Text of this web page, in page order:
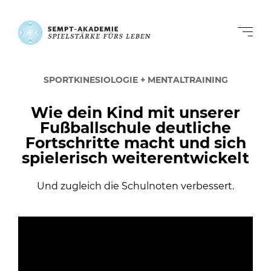
SPORTKINESIOLOGIE + MENTALTRAINING
Wie dein Kind mit unserer
Fußballschule deutliche
Fortschritte macht und sich
spielerisch weiterentwickelt
Und zugleich die Schulnoten verbessert.